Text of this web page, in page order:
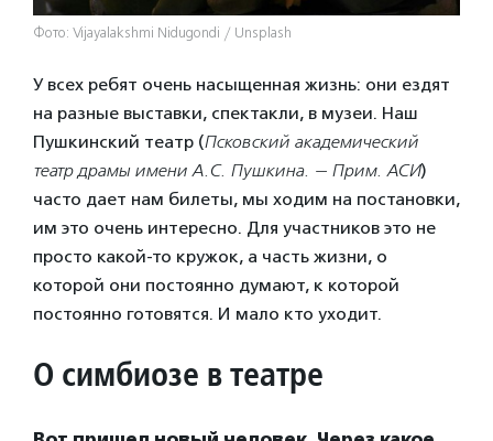
Фото: Vijayalakshmi Nidugondi / Unsplash
У всех ребят очень насыщенная жизнь: они ездят
на разные выставки, спектакли, в музеи. Наш
Пушкинский театр (Псковский академический
театр драмы имени А.С. Пушкина. — Прим. АСИ)
часто дает нам билеты, мы ходим на постановки,
им это очень интересно. Для участников это не
просто какой-то кружок, а часть жизни, о
которой они постоянно думают, к которой
постоянно готовятся. И мало кто уходит.
О симбиозе в театре